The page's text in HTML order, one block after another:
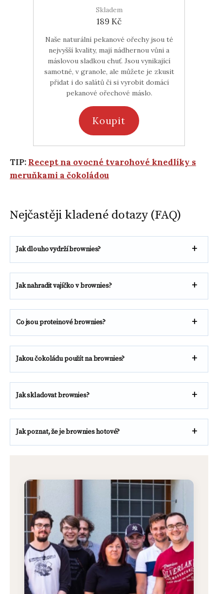
Skladem
189 Kč
Naše naturální pekanové ořechy jsou té
nejvyšší kvality, mají nádhernou vůni a
máslovou sladkou chuť. Jsou vynikající
samotné, v granole, ale můžete je zkusit
přidat i do salátů či si vyrobit domácí
pekanové ořechové máslo.
Koupit
TIP: Recept na ovocné tvarohové knedlíky s
meruňkami a čokoládou
Nejčastěji kladené dotazy (FAQ)
Jak dlouho vydrží brownies?
Jak nahradit vajíčko v brownies?
Co jsou proteinové brownies?
Jakou čokoládu použít na brownies?
Jak skladovat brownies?
Jak poznat, že je brownies hotové?